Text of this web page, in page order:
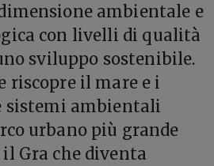
ambientale e
con livelli di qualità
sviluppo sostenibile.
riscopre il mare e i
sistemi ambientali
urbano più grande
Gra che diventa